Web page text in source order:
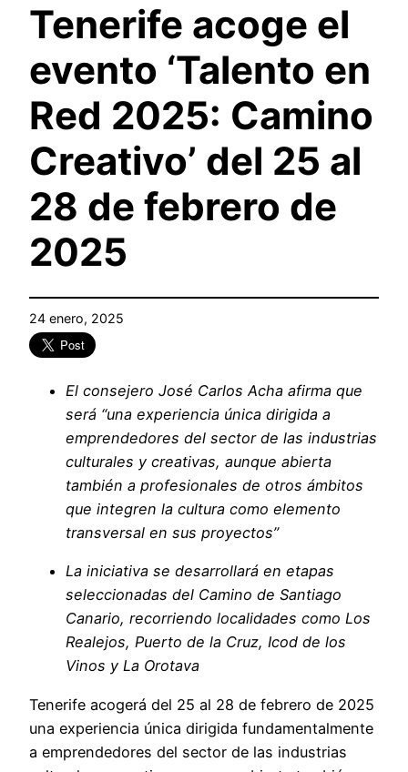
Tenerife acoge el
evento ‘Talento en
Red 2025: Camino
Creativo’ del 25 al
28 de febrero de
2025
24 enero, 2025
El consejero José Carlos Acha afirma que
será “una experiencia única dirigida a
emprendedores del sector de las industrias
culturales y creativas, aunque abierta
también a profesionales de otros ámbitos
que integren la cultura como elemento
transversal en sus proyectos”
La iniciativa se desarrollará en etapas
seleccionadas del Camino de Santiago
Canario, recorriendo localidades como Los
Realejos, Puerto de la Cruz, Icod de los
Vinos y La Orotava
Tenerife acogerá del 25 al 28 de febrero de 2025
una experiencia única dirigida fundamentalmente
a emprendedores del sector de las industrias